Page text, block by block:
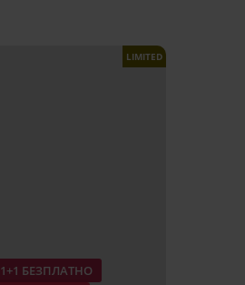
1+1 БЕЗПЛАТНО
LIMITED